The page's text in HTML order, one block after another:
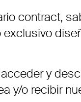
contract,
y
y/o recibir